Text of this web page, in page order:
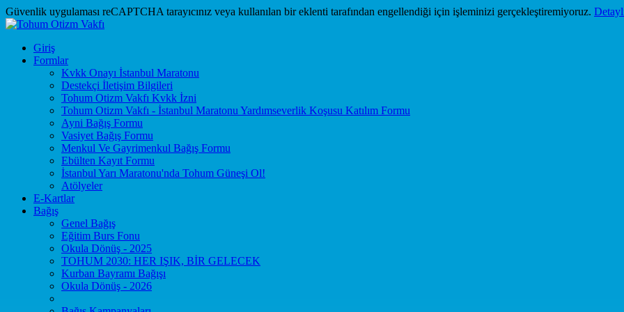
Güvenlik uygulaması reCAPTCHA tarayıcınız veya kullanılan bir eklenti tarafından engellendiği için işleminizi gerçekleştiremiyoruz.
Giriş
Formlar
Kvkk Onayı İstanbul Maratonu
Destekçi İletişim Bilgileri
Tohum Otizm Vakfı Kvkk İzni
Tohum Otizm Vakfı - İstanbul Maratonu Yardımseverlik Koşusu Katılım Formu
Ayni Bağış Formu
Vasiyet Bağış Formu
Menkul Ve Gayrimenkul Bağış Formu
Ebülten Kayıt Formu
İstanbul Yarı Maratonu'nda Tohum Güneşi Ol!
Atölyeler
E-Kartlar
Bağış
Genel Bağış
Eğitim Burs Fonu
Okula Dönüş - 2025
TOHUM 2030: HER IŞIK, BİR GELECEK
Kurban Bayramı Bağışı
Okula Dönüş - 2026